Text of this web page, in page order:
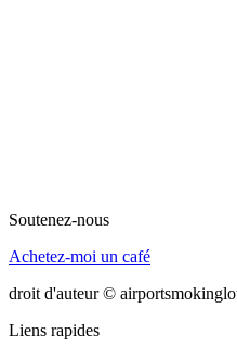
Soutenez-nous
Achetez-moi un café
droit d'auteur ©
Liens rapides